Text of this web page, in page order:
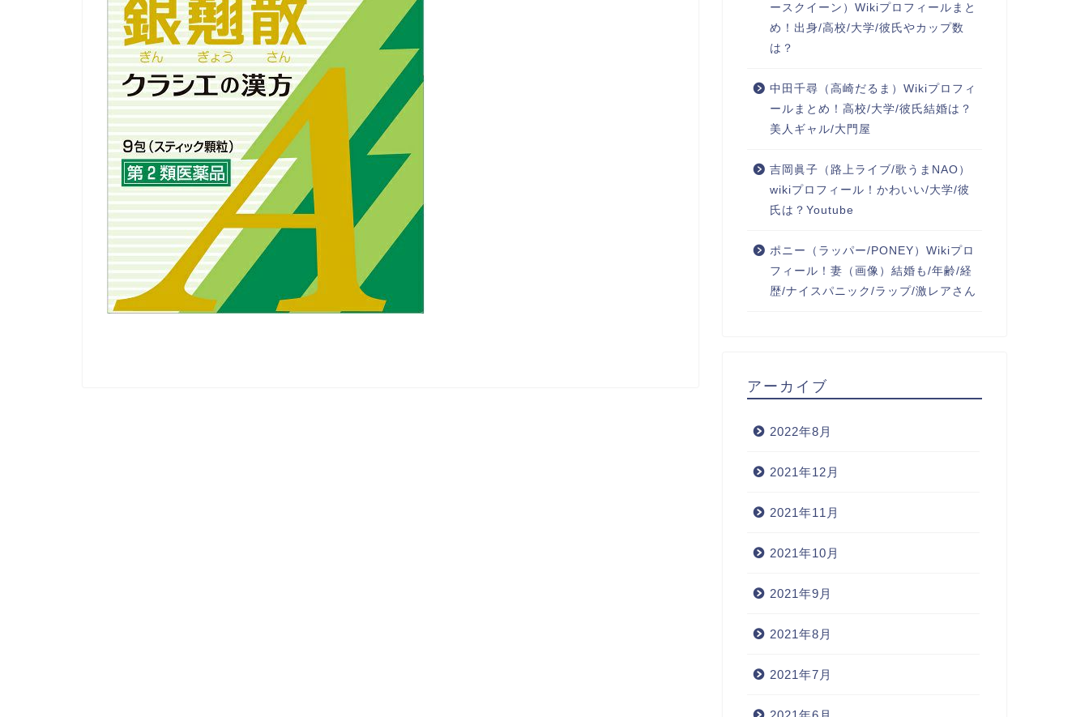
ースクイーン）Wikiプロフィールまと
め！出身/高校/大学/彼氏やカップ数
は？
中田千尋（高崎だるま）Wikiプロフィ
ールまとめ！高校/大学/彼氏結婚は？
美人ギャル/大門屋
吉岡眞子（路上ライブ/歌うまNAO）
wikiプロフィール！かわいい/大学/彼
氏は？Youtube
ポニー（ラッパー/PONEY）Wikiプロ
フィール！妻（画像）結婚も/年齢/経
歴/ナイスパニック/ラップ/激レアさん
アーカイブ
2022年8月
2021年12月
2021年11月
2021年10月
2021年9月
2021年8月
2021年7月